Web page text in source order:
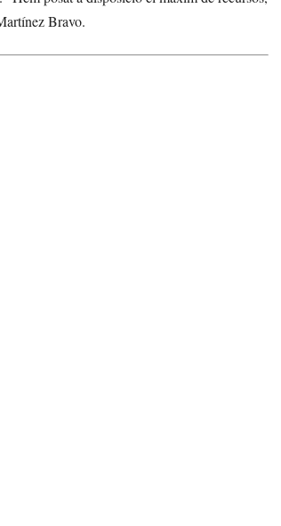
Bravo.